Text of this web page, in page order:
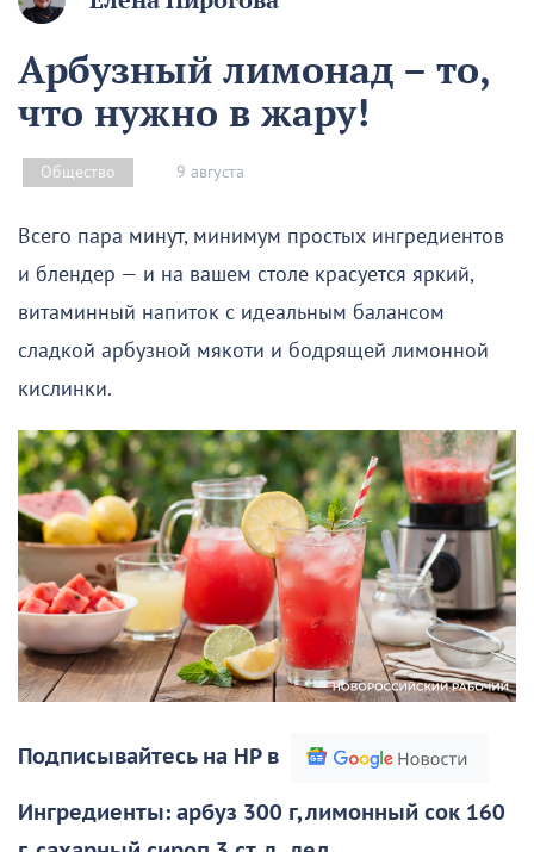
Арбузный лимонад – то,
что нужно в жару!
Общество 9 августа
Всего пара минут, минимум простых ингредиентов
и блендер — и на вашем столе красуется яркий,
витаминный напиток с идеальным балансом
сладкой арбузной мякоти и бодрящей лимонной
кислинки.
Подписывайтесь на НР в
Ингредиенты: арбуз 300 г, лимонный сок 160